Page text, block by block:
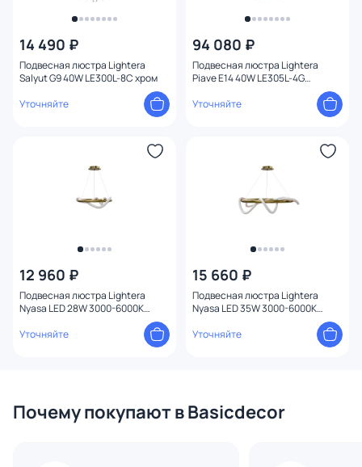
14 490 ₽
Подвесная люстра Lightera
Salyut G9 40W LE300L-8C хром
Уточняйте
94 080 ₽
Подвесная люстра Lightera
Piave E14 40W LE305L-4G
Уточняйте
12 960 ₽
Подвесная люстра Lightera
Nyasa LED 28W 3000-6000К
Уточняйте
15 660 ₽
Подвесная люстра Lightera
Nyasa LED 35W 3000-6000К
Уточняйте
Почему покупают в Basicdecor